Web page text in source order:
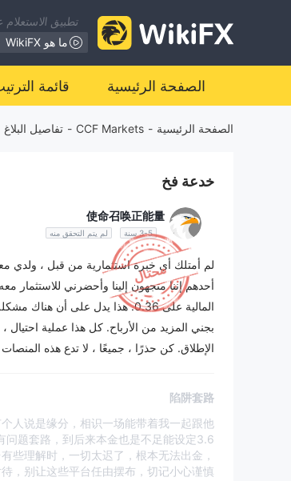
تطبيق الاستعلام
ما هو WikiFX
الصفحة الرئيسية قائمة
الصفحة الرئيسية -
CCF Markets
- تفاصيل البلاغ
خدعة فخ
使命召唤正能量
3-5 سنة لم يتم التحقق منه
لم أمتلك أي خبرة استثمارية من قبل ، ولدي
بجني المزيد من الأرباح. كل هذا عملية
الإطلاق. كن حذرًا ، جميعًا ، لا تدع هذه
陷阱套路
人说是缘分，相识一场能带着我一起跟他
题套路，到后来本金也是不足能设定3.6
些理解时，一切太迟了，根本无法出金，
，别让这些平台任由摆布，切记小心谨慎